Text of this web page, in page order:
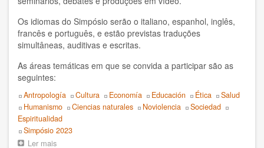
Centro Mondiale di Studi Umanista
Centro Mundial Estudios Humanistas
Centro Mundial de Estudios Humanistas
Daniel Leon
Daniel R. León
Os idiomas do Simpósio serão o italiano, espanhol, inglês,
francês e português, e estão previstas traduções
simultâneas, auditivas e escritas.
As áreas temáticas em que se convida a participar são as
seguintes:
Topics
Antropología Cultura Economía Educación Ética
Salud
Humanismo
Ciencias naturales Noviolencia
Sociedad
Espiritualidad
Event
Simpósio 2023
Ler mais